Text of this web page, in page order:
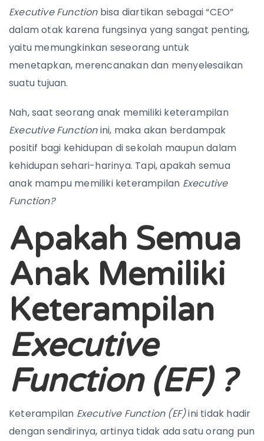
Executive Function bisa diartikan sebagai “CEO”
dalam otak karena fungsinya yang sangat penting,
yaitu memungkinkan seseorang untuk
menetapkan, merencanakan dan menyelesaikan
suatu tujuan.
Nah, saat seorang anak memiliki keterampilan
Executive Functionini, maka akan berdampak
positif bagi kehidupan di sekolah maupun dalam
kehidupan sehari-harinya. Tapi, apakah semua
anak mampu memiliki keterampilan Executive
Function?
Apakah Semua
Anak Memiliki
Keterampilan
Executive
Function (EF) ?
Keterampilan Executive Function (EF)ini tidak hadir
dengan sendirinya, artinya tidak ada satu orang pun